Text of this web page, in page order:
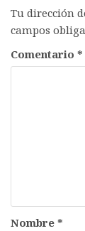
Tu dirección
campos
Comentario *
Nombre *